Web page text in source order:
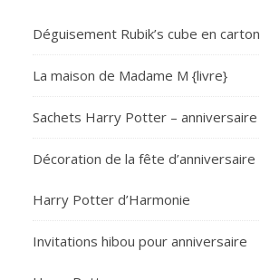
Déguisement Rubik’s cube en carton
La maison de Madame M {livre}
Sachets Harry Potter – anniversaire
Décoration de la fête d’anniversaire
Harry Potter d’Harmonie
Invitations hibou pour anniversaire